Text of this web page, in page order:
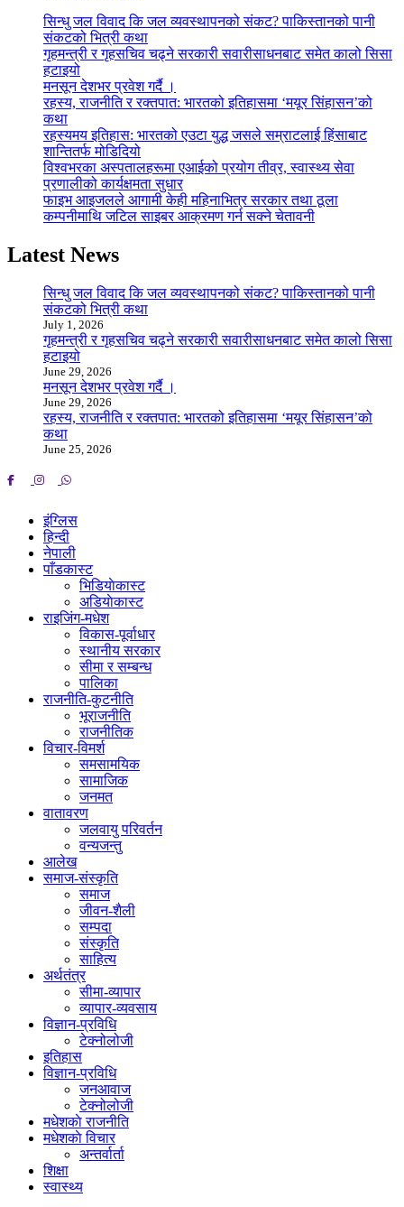
सिन्धु जल विवाद कि जल व्यवस्थापनको संकट? पाकिस्तानको पानी
संकटको भित्री कथा
गृहमन्त्री र गृहसचिव चढ्ने सरकारी सवारीसाधनबाट समेत कालो सिसा
हटाइयो
मनसून देशभर प्रवेश गर्दै ।
रहस्य, राजनीति र रक्तपात: भारतको इतिहासमा ‘मयूर सिंहासन’को
कथा
रहस्यमय इतिहास: भारतको एउटा युद्ध जसले सम्राटलाई हिंसाबाट
शान्तितर्फ मोडिदियो
विश्वभरका अस्पतालहरूमा एआईको प्रयोग तीव्र, स्वास्थ्य सेवा
प्रणालीको कार्यक्षमता सुधार
फाइभ आइजलले आगामी केही महिनाभित्र सरकार तथा ठूला
कम्पनीमाथि जटिल साइबर आक्रमण गर्न सक्ने चेतावनी
Latest News
सिन्धु जल विवाद कि जल व्यवस्थापनको संकट? पाकिस्तानको पानी
संकटको भित्री कथा
July 1, 2026
गृहमन्त्री र गृहसचिव चढ्ने सरकारी सवारीसाधनबाट समेत कालो सिसा
हटाइयो
June 29, 2026
मनसून देशभर प्रवेश गर्दै ।
June 29, 2026
रहस्य, राजनीति र रक्तपात: भारतको इतिहासमा ‘मयूर सिंहासन’को
कथा
June 25, 2026
इंग्लिस
हिन्दी
नेपाली
पाँडकास्ट
भिडियाेकास्ट
अडियाेकास्ट
राइजिंग-मधेश
विकास-पूर्वाधार
स्थानीय सरकार
सीमा र सम्बन्ध
पालिका
राजनीति-कुटनीति
भूराजनीति
राजनीतिक
विचार-विमर्श
समसामयिक
सामाजिक
जनमत
वातावरण
जलवायु परिवर्तन
वन्यजन्तु
आलेख
समाज-संस्कृति
समाज
जीवन-शैली
सम्पदा
संस्कृति
साहित्य
अर्थतंत्र
सीमा-व्यापार
व्यापार-व्यवसाय
विज्ञान-प्रविधि
टेक्नोलोजी
इतिहास
विज्ञान-प्रविधि
जनआवाज
टेक्नोलोजी
मधेशकाे राजनीति
मधेशकाे विचार
अन्तर्वार्ता
शिक्षा
स्वास्थ्य